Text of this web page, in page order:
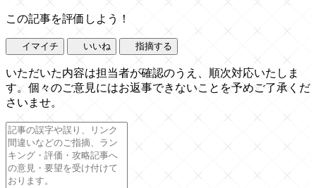
この記事を評価しよう！
イマイチ いいね 指摘する
いただいた内容は担当者が確認のうえ、順次対応いたしま
す。個々のご意見にはお返事できないことを予めご了承くだ
さいませ。